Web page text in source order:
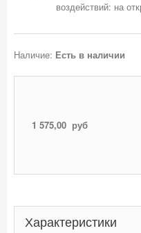
Наличие: Есть в наличии
1 575,00руб
Характеристики